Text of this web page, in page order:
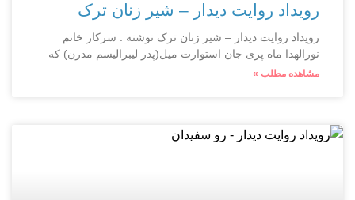
رویداد روایت دیدار – شیر زنان ترک
رویداد روایت دیدار – شیر زنان ترک نوشته : سرکار خانم
نورالهدا ماه پری جان استوارت میل(پدر لیبرالیسم مدرن) که
مشاهده مطلب »